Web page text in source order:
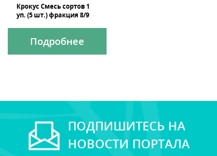
Крокус Смесь сортов 1
уп. (5 шт.) фракция 8/9
Подробнее
ПОДПИШИТЕСЬ НА
НОВОСТИ ПОРТАЛА